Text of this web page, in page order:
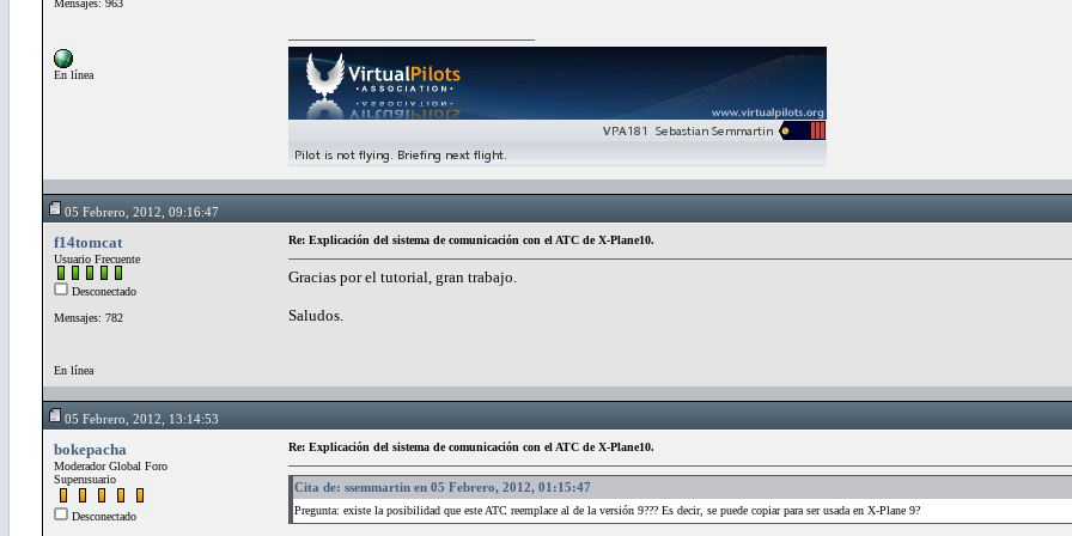
Mensajes: 963
En línea
05 Febrero, 2012, 09:16:47
f14tomcat
Usuario Frecuente
Desconectado
Mensajes: 782
En línea
Re: Explicación del sistema de comunicación con el ATC de X-Plane10.
Gracias por el tutorial, gran trabajo.
Saludos.
05 Febrero, 2012, 13:14:53
bokepacha
Moderador Global Foro
Superusuario
Desconectado
Re: Explicación del sistema de comunicación con el ATC de X-Plane10.
Cita de: ssemmartin en 05 Febrero, 2012, 01:15:47
Pregunta: existe la posibilidad que este ATC reemplace al de la versión 9??? Es decir, se puede copiar para ser usada en X-Plane 9?